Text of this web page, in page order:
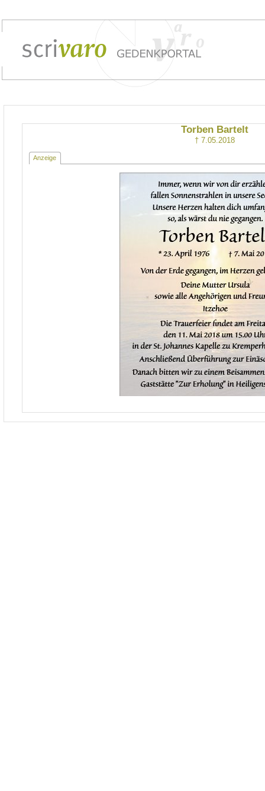
Torben Bartelt
† 7.05.2018
Anzeige